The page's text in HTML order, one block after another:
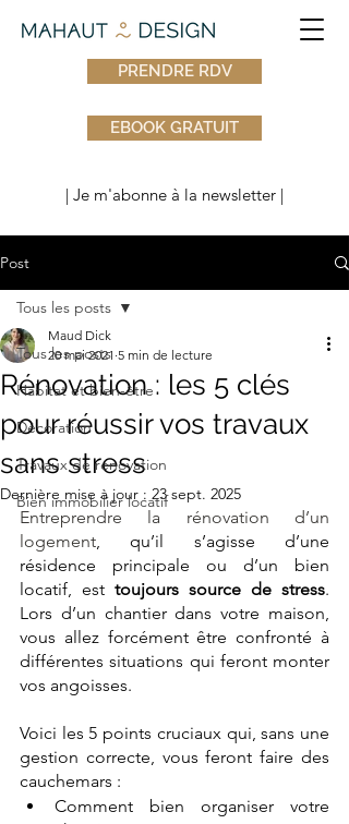
PRENDRE RDV
EBOOK GRATUIT
| Je m'abonne à la newsletter |
Post
Tous les posts
Habitat et bien-être
Décoration
Travaux de rénovation
Bien immobilier locatif
Tous les posts
Rénovation : les 5 clés
pour réussir vos travaux
sans stress
Maud Dick
20 mai 2021 5 min de lecture
Dernière mise à jour : 23 sept. 2025
Entreprendre la rénovation d’un
logement, qu’il s’agisse d’une
résidence principale ou d’un bien
locatif, est toujours source de stress.
Lors d’un chantier dans votre maison,
vous allez forcément être confronté à
différentes situations qui feront monter
vos angoisses.
Voici les 5 points cruciaux qui, sans une
gestion correcte, vous feront faire des
cauchemars :
Comment bien organiser votre